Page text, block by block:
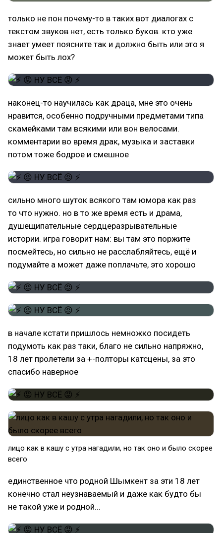
только не пон почему-то в таких вот диалогах с
текстом звуков нет, есть только буков. кто уже
знает умеет поясните так и должно быть или это я
может быть лох?
наконец-то научилась как драца, мне это очень
нравится, особенно подручными предметами типа
скамейками там всякими или вон велосами.
комментарии во время драк, музыка и заставки
потом тоже бодрое и смешное
сильно много шуток всякого там юмора как раз
то что нужно. но в то же время есть и драма,
душещипательные сердцеразрывательные
истории. игра говорит нам: вы там это поржите
посмейтесь, но сильно не расслабляйтесь, ещё и
подумайте а может даже поплачьте, это хорошо
в начале кстати пришлось немножко посидеть
подумоть как раз таки, благо не сильно напряжно,
18 лет пролетели за +-полторы катсцены, за это
спасибо наверное
лицо как в кашу с утра нагадили, но так оно и было скорее
всего
единственное что родной Шымкент за эти 18 лет
конечно стал неузнаваемый и даже как будто бы
не такой уже и родной...